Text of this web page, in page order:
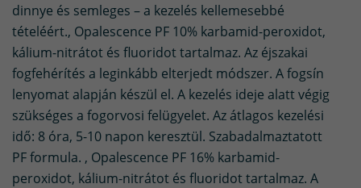
dinnye és semleges – a kezelés kellemesebbé
tételéért., Opalescence PF 10% karbamid-peroxidot,
kálium-nitrátot és fluoridot tartalmaz. Az éjszakai
fogfehérítés a leginkább elterjedt módszer. A fogsín
lenyomat alapján készül el. A kezelés ideje alatt végig
szükséges a fogorvosi felügyelet. Az átlagos kezelési
idő: 8 óra, 5-10 napon keresztül. Szabadalmaztatott
PF formula. , Opalescence PF 16% karbamid-
peroxidot, kálium-nitrátot és fluoridot tartalmaz. A